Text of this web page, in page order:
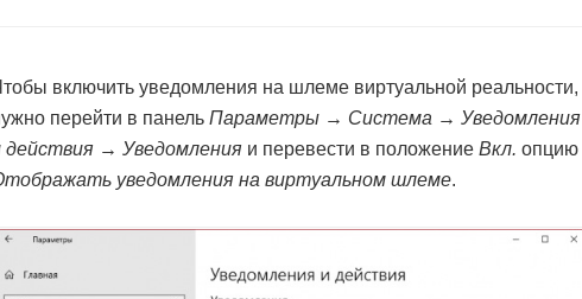
включить уведомления на шлеме виртуальной реальности,
перейти в панельПараметры → Система → Уведомления
действия → Уведомления и перевести в положениеВкл. опцию
уведомления на виртуальном шлеме.